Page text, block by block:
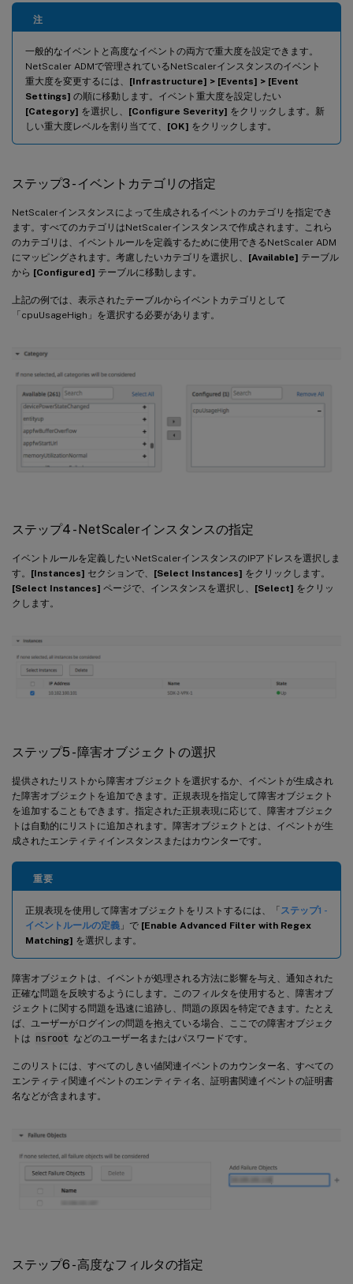
注
一般的なイベントと高度なイベントの両方で重大度を設定できます。
NetScaler ADMで管理されているNetScalerインスタンスのイベント
重大度を変更するには、 [Infrastructure] > [Events] > [Event
Settings] の順に移動します。イベント重大度を設定したい
[Category] を選択し、 [Configure Severity] をクリックします。新
しい重大度レベルを割り当てて、 [OK] をクリックします。
ステップ3 - イベントカテゴリの指定
NetScalerインスタンスによって生成されるイベントのカテゴリを指定でき
ます。すべてのカテゴリはNetScalerインスタンスで作成されます。これら
のカテゴリは、イベントルールを定義するために使用できるNetScaler ADM
にマッピングされます。考慮したいカテゴリを選択し、 [Available] テーブル
から [Configured] テーブルに移動します。
上記の例では、表示されたテーブルからイベントカテゴリとして
「cpuUsageHigh」を選択する必要があります。
ステップ4 - NetScalerインスタンスの指定
イベントルールを定義したいNetScalerインスタンスのIPアドレスを選択しま
す。 [Instances] セクションで、 [Select Instances] をクリックします。
[Select Instances] ページで、インスタンスを選択し、 [Select] をクリッ
クします。
ステップ5 - 障害オブジェクトの選択
提供されたリストから障害オブジェクトを選択するか、イベントが生成され
た障害オブジェクトを追加できます。正規表現を指定して障害オブジェクト
を追加することもできます。指定された正規表現に応じて、障害オブジェク
トは自動的にリストに追加されます。障害オブジェクトとは、イベントが生
成されたエンティティインスタンスまたはカウンターです。
重要
正規表現を使用して障害オブジェクトをリストするには、「 ステップ1 -
イベントルールの定義 」で [Enable Advanced Filter with Regex
Matching] を選択します。
障害オブジェクトは、イベントが処理される方法に影響を与え、通知された
正確な問題を反映するようにします。このフィルタを使用すると、障害オブ
ジェクトに関する問題を迅速に追跡し、問題の原因を特定できます。たとえ
ば、ユーザーがログインの問題を抱えている場合、ここでの障害オブジェク
トは nsroot などのユーザー名またはパスワードです。
このリストには、すべてのしきい値関連イベントのカウンター名、すべての
エンティティ関連イベントのエンティティ名、証明書関連イベントの証明書
名などが含まれます。
ステップ6 - 高度なフィルタの指定